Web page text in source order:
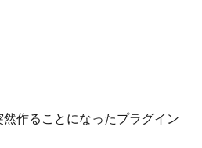
作ることになったプラグイン